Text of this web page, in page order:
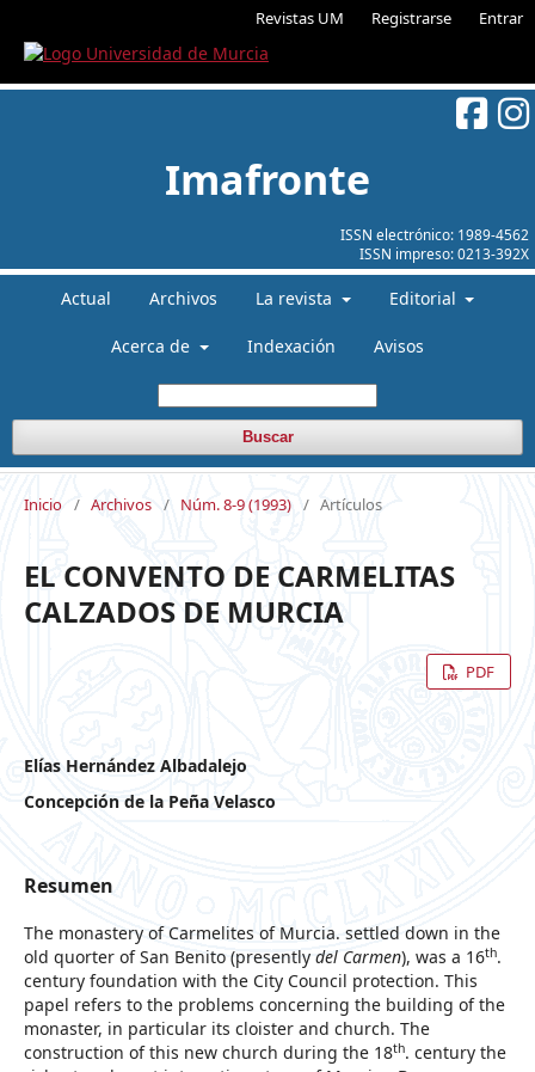
Revistas UM Registrarse Entrar
ISSN electrónico: 1989-4562
ISSN impreso:0213-392X
Imafronte
Actual Archivos La revista Editorial
Acerca de Indexación Avisos
Buscar
Inicio / Archivos / Núm. 8-9 (1993) / Artículos
EL CONVENTO DE CARMELITAS
CALZADOS DE MURCIA
PDF
Elías Hernández Albadalejo
Concepción de la Peña Velasco
Resumen
The monastery of Carmelites of Murcia. settled down in the
old quorter of San Benito (presently del Carmen), was a 16th.
century foundation with the City Council protection. This
papel refers to the problems concerning the building of the
monaster, in particular its cloister and church. The
construction of this new church during the 18th. century the